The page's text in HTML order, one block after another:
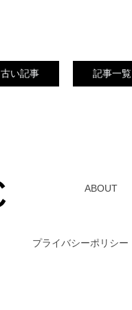
古い記事 記事一覧
ABOUT
プライバシーポリシー